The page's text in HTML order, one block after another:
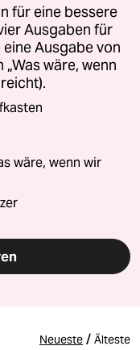
für eine bessere
Ausgaben für
Ausgabe von
wäre, wenn
wäre, wenn wir
Neueste / Älteste